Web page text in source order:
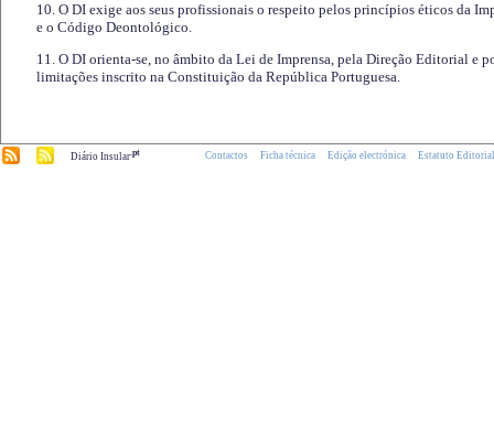
10. O DI exige aos seus profissionais o respeito pelos princípios éticos da
e o Código Deontológico.
11. O DI orienta-se, no âmbito da Lei de Imprensa, pela Direção Editorial e
limitações inscrito na Constituição da República Portuguesa.
Diário Insular.pt Contactos Ficha técnica Edição electrónica Estatuto Editorial